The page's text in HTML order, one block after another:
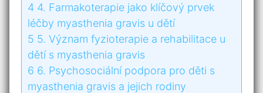
4 4. Farmakoterapie jako klíčový prvek
léčby⁣ myasthenia gravis u dětí
5 5. Význam fyzioterapie a rehabilitace u
⁢dětí s myasthenia ‌gravis
6 6. Psychosociální podpora pro děti s​
myasthenia gravis a ‌jejich rodiny